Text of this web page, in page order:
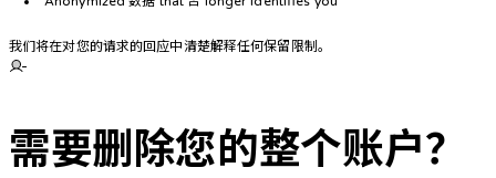
我们将在对您的请求的回应中清楚解释任何保留限制。
需要删除您的整个账户？